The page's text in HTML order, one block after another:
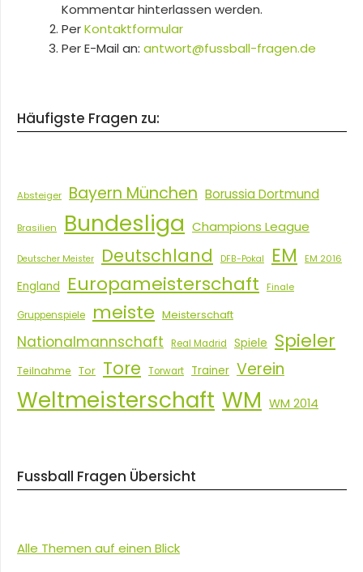
Kommentar hinterlassen werden.
PerKontaktformular
Per E-Mail an: antwort@fussball-fragen.de
Häufigste Fragen zu:
Absteiger Bayern München Borussia Dortmund
Brasilien Bundesliga Champions League
Deutscher Meister Deutschland DFB-Pokal EM EM 2016
England Europameisterschaft Finale
Gruppenspiele meiste Meisterschaft
Nationalmannschaft Real Madrid Spiele Spieler
Teilnahme Tor Tore Torwart Trainer Verein
Weltmeisterschaft WM WM 2014
Fussball Fragen Übersicht
Alle Themen auf einen Blick